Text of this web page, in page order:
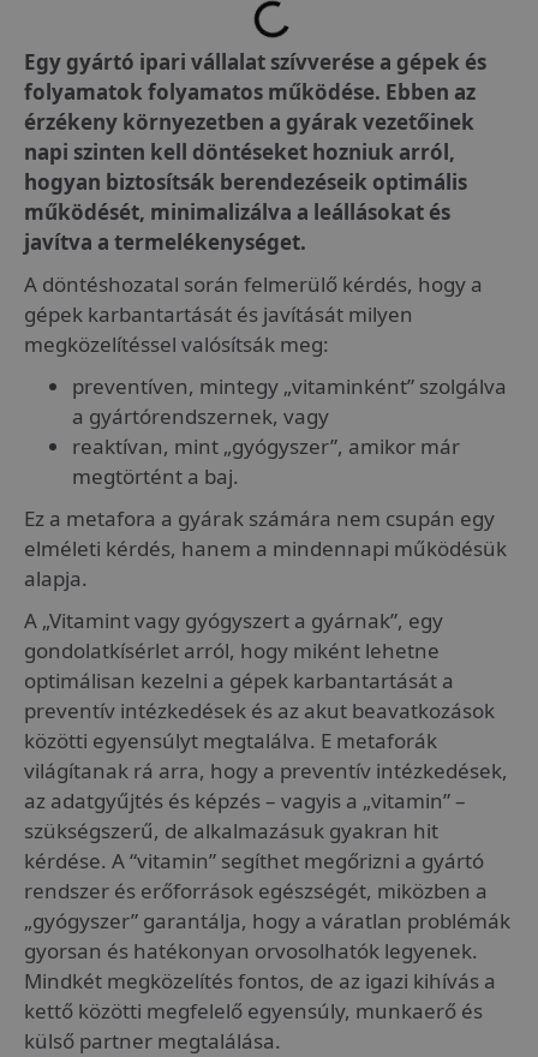
Egy gyártó ipari vállalat szívverése a gépek és
folyamatok folyamatos működése. Ebben az
érzékeny környezetben a gyárak vezetőinek
napi szinten kell döntéseket hozniuk arról,
hogyan biztosítsák berendezéseik optimális
működését, minimalizálva a leállásokat és
javítva a termelékenységet.
A döntéshozatal során felmerülő kérdés, hogy a
gépek karbantartását és javítását milyen
megközelítéssel valósítsák meg:
preventíven, mintegy „vitaminként” szolgálva
a gyártórendszernek, vagy
reaktívan, mint „gyógyszer”, amikor már
megtörtént a baj.
Ez a metafora a gyárak számára nem csupán egy
elméleti kérdés, hanem a mindennapi működésük
alapja.
A „Vitamint vagy gyógyszert a gyárnak”, egy
gondolatkísérlet arról, hogy miként lehetne
optimálisan kezelni a gépek karbantartását a
preventív intézkedések és az akut beavatkozások
közötti egyensúlyt megtalálva. E metaforák
világítanak rá arra, hogy a preventív intézkedések,
az adatgyűjtés és képzés – vagyis a „vitamin” –
szükségszerű, de alkalmazásuk gyakran hit
kérdése. A “vitamin” segíthet megőrizni a gyártó
rendszer és erőforrások egészségét, miközben a
„gyógyszer” garantálja, hogy a váratlan problémák
gyorsan és hatékonyan orvosolhatók legyenek.
Mindkét megközelítés fontos, de az igazi kihívás a
kettő közötti megfelelő egyensúly, munkaerő és
külső partner megtalálása.